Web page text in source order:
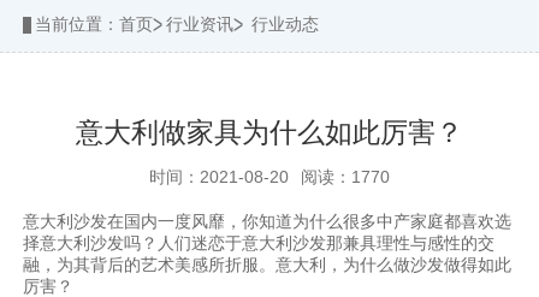
当前位置： 首页 行业资讯 行业动态
意大利做家具为什么如此厉害？
时间：2021-08-20 阅读：1770
意大利沙发在国内一度风靡，你知道为什么很多中产家庭都喜欢选
择意大利沙发吗？人们迷恋于意大利沙发那兼具理性与感性的交
融，为其背后的艺术美感所折服。意大利，为什么做沙发做得如此
厉害？